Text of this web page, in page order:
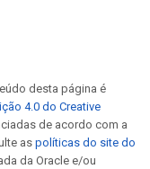
desta página é
4.0 do Creative
de acordo com a
aspolíticas do site do
da Oracle e/ou